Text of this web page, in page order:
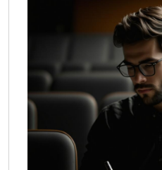
Онлайн-сессии
с преподавателями